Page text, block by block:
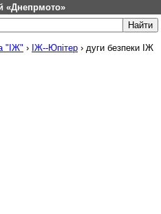
«Днепрмото»
"ІЖ" › ІЖ--Юпітер › дуги безпеки ІЖ